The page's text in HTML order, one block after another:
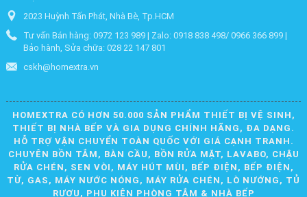
2023 Huỳnh Tấn Phát, Nhà Bè, Tp.HCM
Tư vấn Bán hàng: 0972 123 989 | Zalo: 0918 838 498/ 0966 366 899 |
Bảo hành, Sửa chữa: 028 22 147 801
cskh@homextra.vn
HOMEXTRA CÓ HƠN 50.000 SẢN PHẨM THIẾT BỊ VỆ SINH,
THIẾT BỊ NHÀ BẾP VÀ GIA DỤNG CHÍNH HÃNG, ĐA DẠNG.
HỖ TRỢ VẬN CHUYỂN TOÀN QUỐC VỚI GIÁ CẠNH TRANH.
CHUYÊN BỒN TẮM, BÀN CẦU, BỒN RỬA MẶT, LAVABO, CHẬU
RỬA CHÉN, SEN VÒI, MÁY HÚT MÙI, BẾP ĐIỆN, BẾP ĐIỆN,
TỪ, GAS, MÁY NƯỚC NÓNG, MÁY RỬA CHÉN, LÒ NƯỚNG, TỦ
RƯỢU, PHỤ KIỆN PHÒNG TẮM & NHÀ BẾP